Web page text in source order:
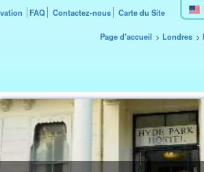
FAQ Contactez-nous Carte du Site
Page d'accueil Londres